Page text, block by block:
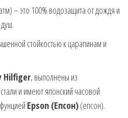
– это 100% водозащита от дождя и
стойкостью к царапинам и
Hilfiger, выполнены из
и имеют японский часовой
Epson (Епсон)(епсон).